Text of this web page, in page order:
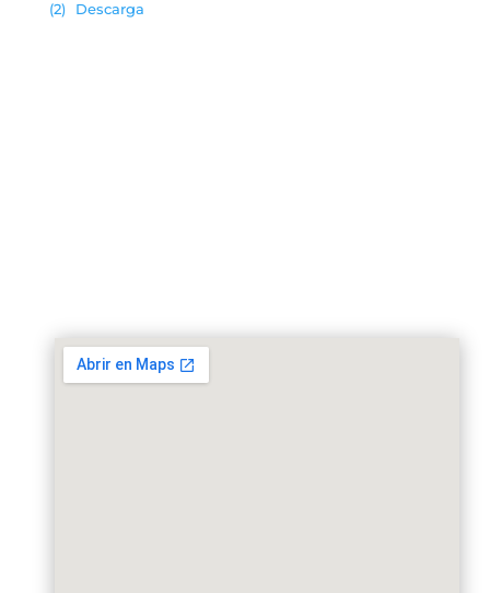
(2)
Descarga